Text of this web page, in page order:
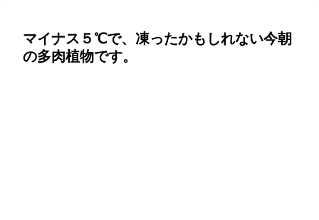
マイナス５℃で、凍ったかもしれない今朝
の多肉植物です。